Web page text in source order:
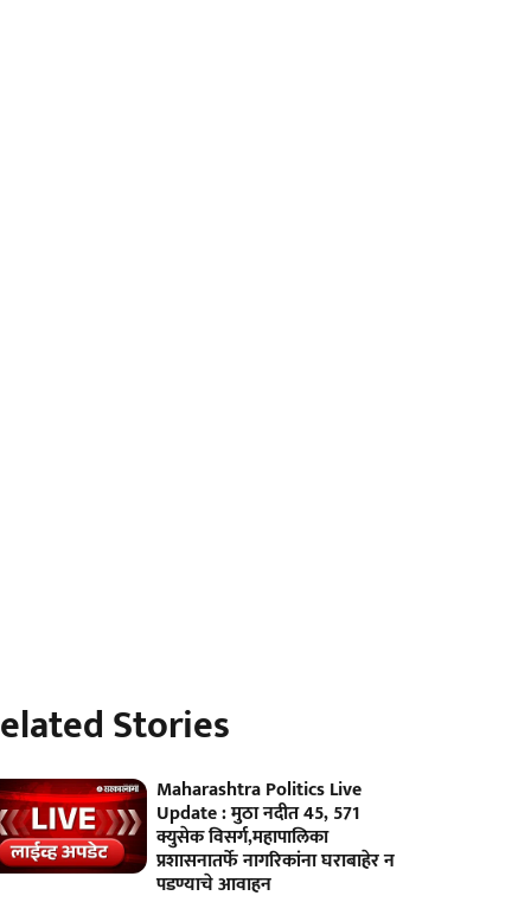
Stories
Maharashtra Politics Live
Update : मुठा नदीत 45, 571
क्युसेक विसर्ग,महापालिका
प्रशासनातर्फे नागरिकांना घराबाहेर न
पडण्याचे आवाहन